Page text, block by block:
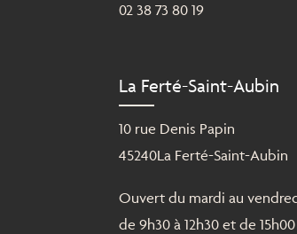
02 38 73 80 19
La Ferté-Saint-Aubin
10 rue Denis Papin
45240La Ferté-Saint-Aubin
Ouvert du mardi au
de 9h30 à 12h30 et de